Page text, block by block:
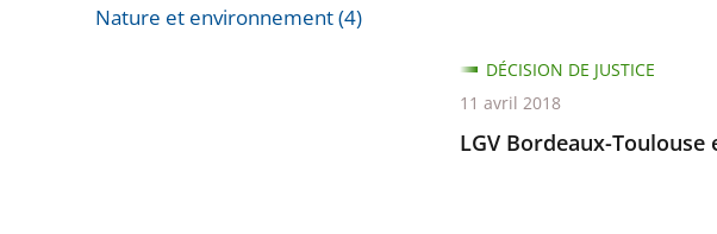
Nature et environnement (4)
LGV Bordeaux-Toulouse
DÉCISION DE JUSTICE
11 avril 2018